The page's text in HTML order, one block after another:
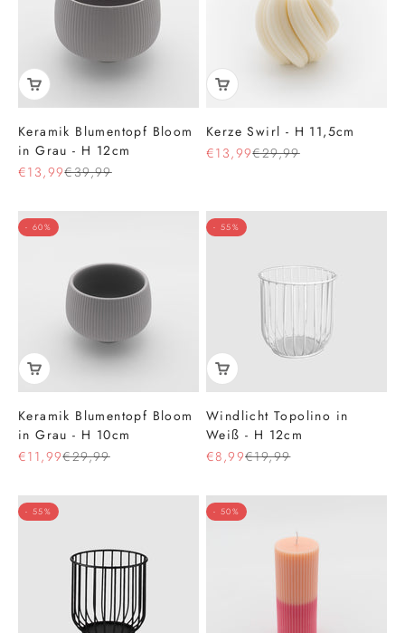
Keramik Blumentopf Bloom
in Grau - H 12cm
Angebot
€13,99Regulärer Preis
€39,99
Kerze Swirl - H 11,5cm
Angebot
€13,99Regulärer Preis
€29,99
- 60%
Keramik Blumentopf Bloom
in Grau - H 10cm
Angebot
€11,99Regulärer Preis
€29,99
- 55%
Windlicht Topolino in
Weiß - H 12cm
Angebot
€8,99Regulärer Preis
€19,99
- 55% - 50%